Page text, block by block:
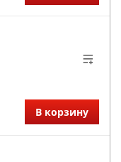
В корзину